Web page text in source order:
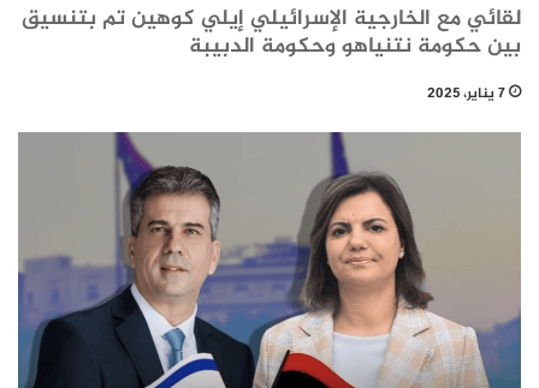
لقائي مع الخارجية الإسرائيلي إيلي كوهين تم بتنسيق
بين حكومة نتنياهو وحكومة الدبيبة
7 يناير، 2025